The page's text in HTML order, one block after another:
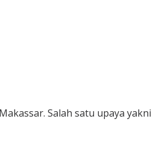
Salah satu upaya yakni